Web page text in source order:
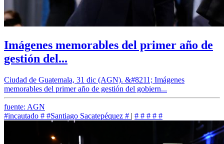
Imágenes memorables del primer año de
gestión del...
Ciudad de Guatemala, 31 dic (AGN). &#8211; Imágenes
memorables del primer año de gestión del gobiern...
fuente: AGN
#incautado # #Santiago Sacatepéquez # | # # # # #